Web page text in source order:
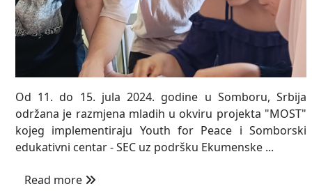
Od 11. do 15. jula 2024. godine u Somboru, Srbija
održana je razmjena mladih u okviru projekta "MOST"
kojeg implementiraju Youth for Peace i Somborski
edukativni centar - SEC uz podršku Ekumenske ...
Read more